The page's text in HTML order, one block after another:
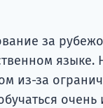
за
языке.
из-за
очень